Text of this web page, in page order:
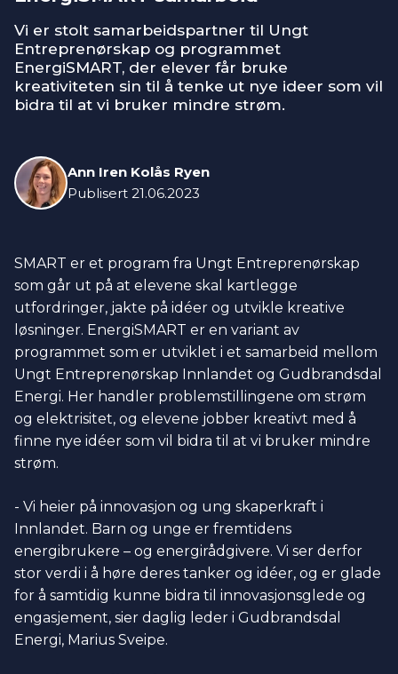
Vi er stolt samarbeidspartner til Ungt
Entreprenørskap og programmet
EnergiSMART, der elever får bruke
kreativiteten sin til å tenke ut nye ideer som vil
bidra til at vi bruker mindre strøm.
Ann Iren Kolås Ryen
Publisert 21.06.2023
SMART er et program fra Ungt Entreprenørskap
som går ut på at elevene skal kartlegge
utfordringer, jakte på idéer og utvikle kreative
løsninger. EnergiSMART er en variant av
programmet som er utviklet i et samarbeid mellom
Ungt Entreprenørskap Innlandet og Gudbrandsdal
Energi. Her handler problemstillingene om strøm
og elektrisitet, og elevene jobber kreativt med å
finne nye idéer som vil bidra til at vi bruker mindre
strøm.
- Vi heier på innovasjon og ung skaperkraft i
Innlandet. Barn og unge er fremtidens
energibrukere – og energirådgivere. Vi ser derfor
stor verdi i å høre deres tanker og idéer, og er glade
for å samtidig kunne bidra til innovasjonsglede og
engasjement, sier daglig leder i Gudbrandsdal
Energi, Marius Sveipe.